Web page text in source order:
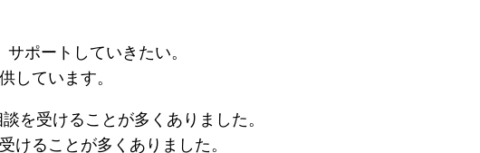
ポートしていきたい。
しています。
を受けることが多くありました。
けることが多くありました。